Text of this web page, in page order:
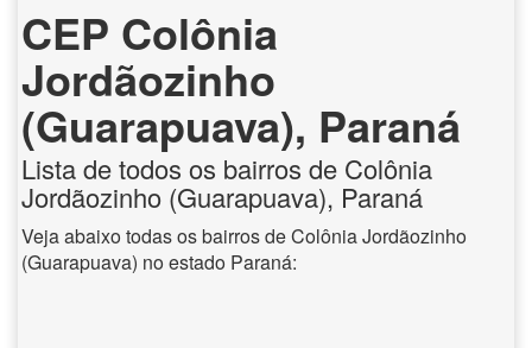
CEP Colônia
Jordãozinho
(Guarapuava), Paraná
Lista de todos os bairros de Colônia
Jordãozinho (Guarapuava), Paraná
Veja abaixo todas os bairros de Colônia Jordãozinho
(Guarapuava) no estado Paraná: